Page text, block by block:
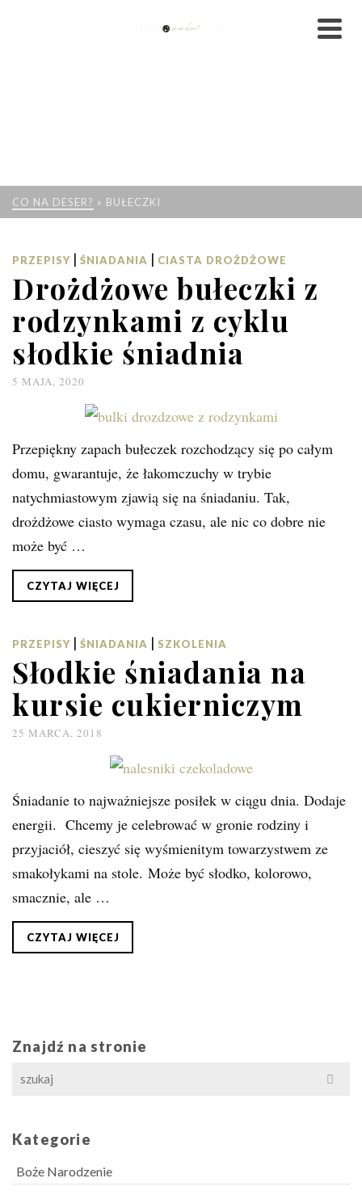
CO NA DESER? » BUŁECZKI
PRZEPISY | ŚNIADANIA | CIASTA DROŻDŻOWE
Drożdżowe bułeczki z
rodzynkami z cyklu
słodkie śniadnia
5 MAJA, 2020
Przepiękny zapach bułeczek rozchodzący się po całym
domu, gwarantuje, że łakomczuchy w trybie
natychmiastowym zjawią się na śniadaniu. Tak,
drożdżowe ciasto wymaga czasu, ale nic co dobre nie
może być …
CZYTAJ WIĘCEJ
PRZEPISY | ŚNIADANIA | SZKOLENIA
Słodkie śniadania na
kursie cukierniczym
25 MARCA, 2018
Śniadanie to najważniejsze posiłek w ciągu dnia. Dodaje
energii. Chcemy je celebrować w gronie rodziny i
przyjaciół, cieszyć się wyśmienitym towarzystwem ze
smakołykami na stole. Może być słodko, kolorowo,
smacznie, ale …
CZYTAJ WIĘCEJ
Znajdź na stronie
Search
for:
Kategorie
Boże Narodzenie